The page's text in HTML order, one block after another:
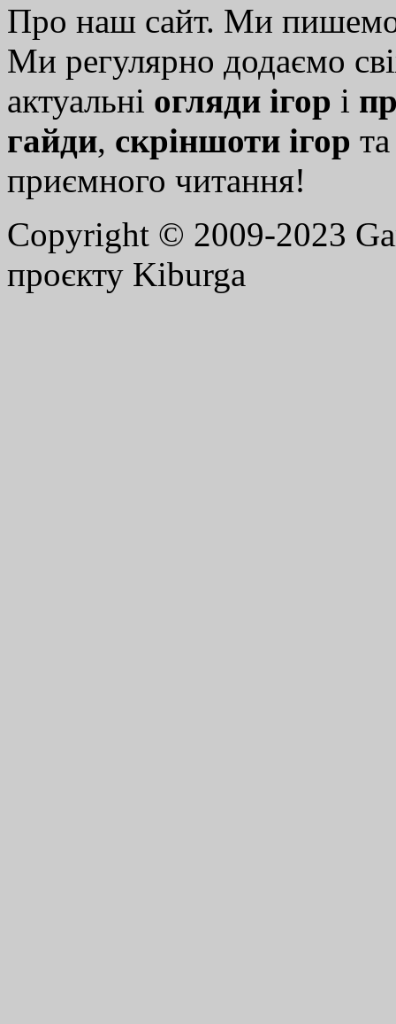
Про наш сайт. Ми
Ми регулярно додаємо
актуальні огляди ігор і
гайди, скріншоти ігор
приємного читання!
Copyright © 2009-2023
проєкту Kiburga